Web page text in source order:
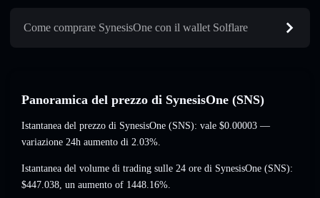
Come comprare SynesisOne con il wallet Solflare
Panoramica del prezzo di SynesisOne (SNS)
Istantanea del prezzo di SynesisOne (SNS): vale $0.00003 —
variazione 24h aumento di 2.03%.
Istantanea del volume di trading sulle 24 ore di SynesisOne (SNS):
$447.038, un aumento of 1448.16%.